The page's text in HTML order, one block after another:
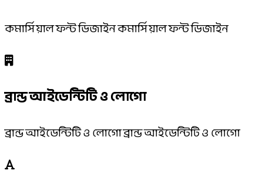
কমার্সিয়াল ফন্ট ডিজাইন কমার্সিয়াল ফন্ট ডিজাইন
ব্রান্ড আইডেন্টিটি ও লোগো
ব্রান্ড আইডেন্টিটি ও লোগো ব্রান্ড আইডেন্টিটি ও লোগো